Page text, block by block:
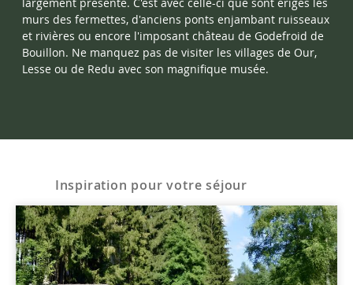
murs des fermettes, d'anciens ponts enjambant ruisseaux
et rivières ou encore l'imposant château de Godefroid de
Bouillon. Ne manquez pas de visiter les villages de Our,
Lesse ou de Redu avec son magnifique musée.
Inspiration pour votre séjour